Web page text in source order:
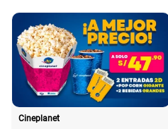
Cineplanet